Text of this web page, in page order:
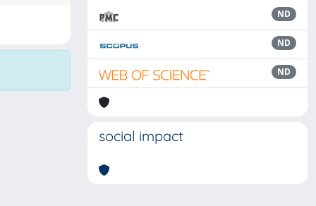
ND
ND
ND
social impact